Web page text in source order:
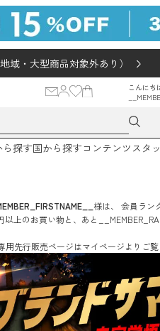
域・大型商品対象外あり）
こんにち
ら探す国から探すコンテンツ スタ
様は、 会員ラン
以上のお買い物と、あと
用先行販売ページはマイページよりご覧